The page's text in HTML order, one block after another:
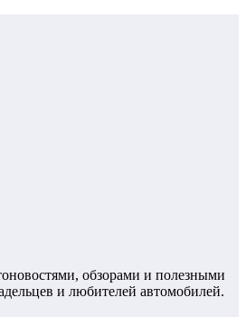
обзорами и полезными
и любителей автомобилей.